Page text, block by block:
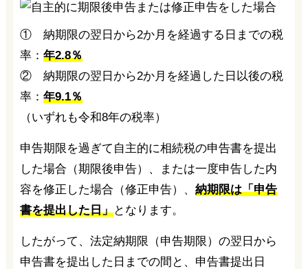
① 納期限の翌日から2か月を経過する日までの税
率： 年2.8％
② 納期限の翌日から2か月を経過した日以後の税
率： 年9.1％
（いずれも令和8年の税率）
申告期限を過ぎて自主的に相続税の申告書を提出
した場合（期限後申告）、または一度申告した内
容を修正した場合（修正申告）、 納期限は「申告
書を提出した日」となります。
したがって、法定納期限（申告期限）の翌日から
申告書を提出した日までの間と、申告書提出日